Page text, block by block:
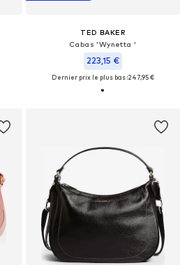
TED BAKER
Cabas 'Wynetta '
223,15 €
Dernier prix le plus bas :247,95 €